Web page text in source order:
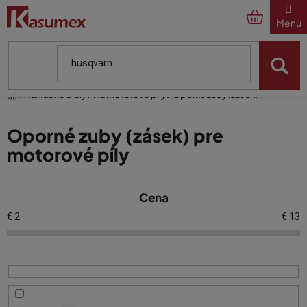
Prejsť
obsah
Náhradné diely Na motorové píly Oporné zuby (zásek)
Oporné zuby (zásek) pre
motorové píly
Cena
€ 2 € 13
p
p
r